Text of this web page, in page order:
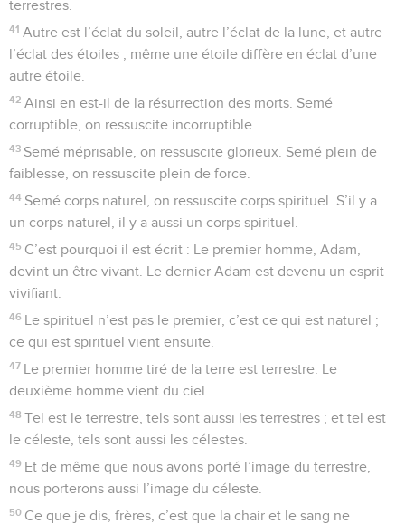
terrestres.
41 Autre est l’éclat du soleil, autre l’éclat de la lune, et autre
l’éclat des étoiles ; même une étoile diffère en éclat d’une
autre étoile.
42 Ainsi en est-il de la résurrection des morts. Semé
corruptible, on ressuscite incorruptible.
43 Semé méprisable, on ressuscite glorieux. Semé plein de
faiblesse, on ressuscite plein de force.
44 Semé corps naturel, on ressuscite corps spirituel. S’il y a
un corps naturel, il y a aussi un corps spirituel.
45 C’est pourquoi il est écrit : Le premier homme, Adam,
devint un être vivant. Le dernier Adam est devenu un esprit
vivifiant.
46 Le spirituel n’est pas le premier, c’est ce qui est naturel ;
ce qui est spirituel vient ensuite.
47 Le premier homme tiré de la terre est terrestre. Le
deuxième homme vient du ciel.
48 Tel est le terrestre, tels sont aussi les terrestres ; et tel est
le céleste, tels sont aussi les célestes.
49 Et de même que nous avons porté l’image du terrestre,
nous porterons aussi l’image du céleste.
50 Ce que je dis, frères, c’est que la chair et le sang ne